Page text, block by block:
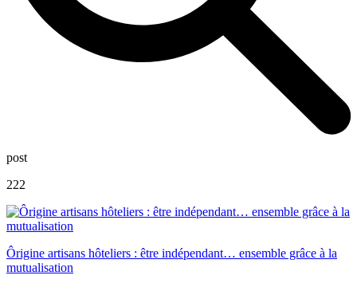
post
222
Ôrigine artisans hôteliers : être indépendant… ensemble grâce à la
mutualisation